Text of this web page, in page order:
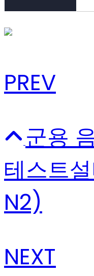
PREV
군용
테스트
N2)
NEXT